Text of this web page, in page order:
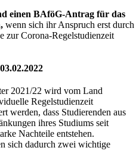
einen BAföG-Antrag für das
wenn sich ihr Anspruch erst durch
zur Corona-Regelstudienzeit
2021/22 wird vom Land
Regelstudienzeit
werden, dass Studierenden aus
ihres Studiums seit
Nachteile entstehen.
sich dadurch zwei wichtige